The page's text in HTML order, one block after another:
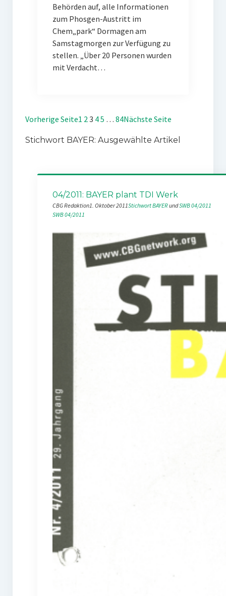
Behörden auf, alle Informationen
zum Phosgen-Austritt im
Chem„park“ Dormagen am
Samstagmorgen zur Verfügung zu
stellen. „Über 20 Personen wurden
mit Verdacht…
Vorherige Seite1 23 45 … 84Nächste Seite
Stichwort BAYER: Ausgewählte Artikel
04/2011: BAYER plant TDI Werk
CBG Redaktion1. Oktober 2011Stichwort BAYER und SWB 04/2011
SWB 04/2011